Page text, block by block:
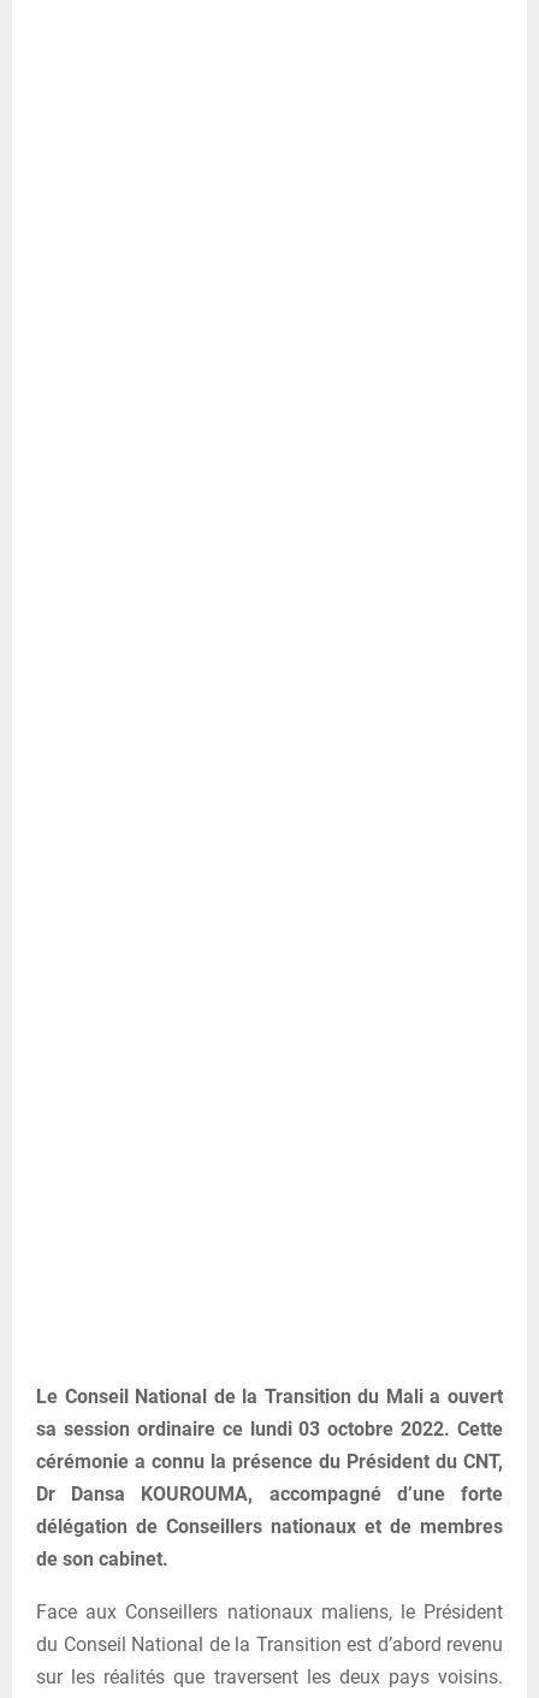
Le Conseil National de la Transition du Mali a ouvert
sa session ordinaire ce lundi 03 octobre 2022. Cette
cérémonie a connu la présence du Président du CNT,
Dr Dansa KOUROUMA, accompagné d’une forte
délégation de Conseillers nationaux et de membres
de son cabinet.
Face aux Conseillers nationaux maliens, le Président
du Conseil National de la Transition est d’abord revenu
sur les réalités que traversent les deux pays voisins.